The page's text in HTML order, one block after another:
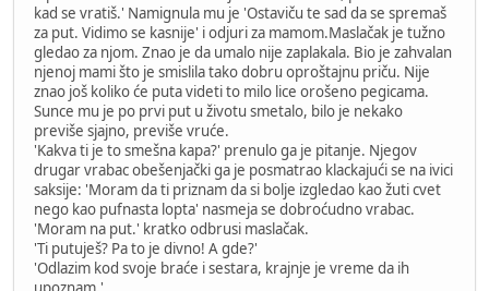
kad se vratiš.' Namignula mu je 'Ostaviču te sad da se spremaš
za put. Vidimo se kasnije' i odjuri za mamom.Maslačak je tužno
gledao za njom. Znao je da umalo nije zaplakala. Bio je zahvalan
njenoj mami što je smislila tako dobru oproštajnu priču. Nije
znao još koliko će puta videti to milo lice orošeno pegicama.
Sunce mu je po prvi put u životu smetalo, bilo je nekako
previše sjajno, previše vruće.
'Kakva ti je to smešna kapa?' prenulo ga je pitanje. Njegov
drugar vrabac obešenjački ga je posmatrao klackajući se na ivici
saksije: 'Moram da ti priznam da si bolje izgledao kao žuti cvet
nego kao pufnasta lopta' nasmeja se dobroćudno vrabac.
'Moram na put.' kratko odbrusi maslačak.
'Ti putuješ? Pa to je divno! A gde?'
'Odlazim kod svoje braće i sestara, krajnje je vreme da ih